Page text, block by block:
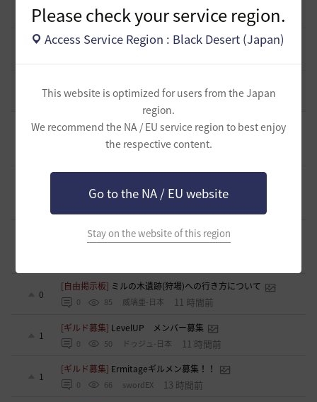
Please check your service region.
Access Service Region : Black Desert (Japan)
This website is optimized for users from the Japan
region.
We recommend the NA / EU service region to best enjoy
the respective content.
Go to the NA / EU website
Stay on the website of this region
2 43.2K 黒い砂漠 2022.12.21
エント研究室動画集
51
18 47.8K 黒い砂漠 2020.03.25
[ギルド募集]〈浅井軍〉配信を見ながらまったり黒い砂漠 少
人数ギルメン募集！
浅井ジークフリード-日本
※少数の募集となります 小規模ギルド【待機
中】ギルメン募集のご案内
[ギルド募集]🌸「今日も誰もいない…」そんなギルドに疲れ
0
[自由掲示板] ミルの木遺跡(狩場)への行き方について
0 85 威璃亜-日本 11 時間前
1
[ギルド募集] LevelUP メンバー募集
0 50 ドゥジュ-日本 11 時間前
1
[ギルド募集] Ermitageギルメン募集！！
0 66 swordEX 13 時間前